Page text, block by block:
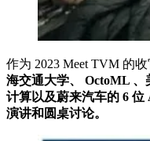
作为 2023 Meet TVM 的收
海交通大学、 OctoML 、
计算以及蔚来汽车的 6
演讲和圆桌讨论。